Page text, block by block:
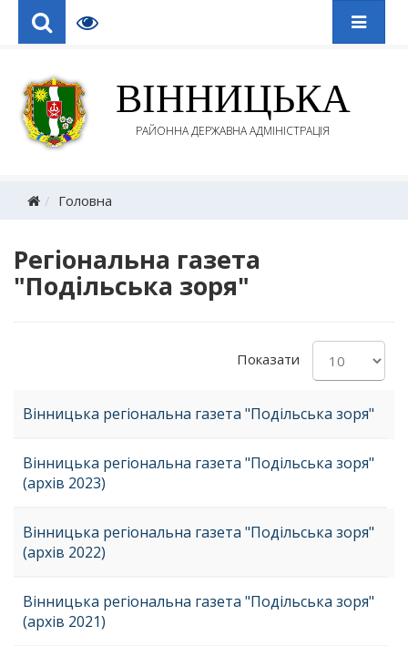
ВІННИЦЬКА
РАЙОННА ДЕРЖАВНА АДМІНІСТРАЦІЯ
Головна
Регіональна газета
"Подільська зоря"
Показати
Вінницька регіональна газета "Подільська зоря"
Вінницька регіональна газета "Подільська зоря"
(архів 2023)
Вінницька регіональна газета "Подільська зоря"
(архів 2022)
Вінницька регіональна газета "Подільська зоря"
(архів 2021)